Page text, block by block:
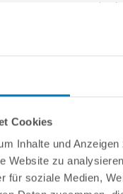
Cookies
Inhalte und
Website zu
für soziale Medien,
Stahlwand-
Handlauf |